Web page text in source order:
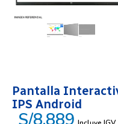
Pantalla
IPS Android